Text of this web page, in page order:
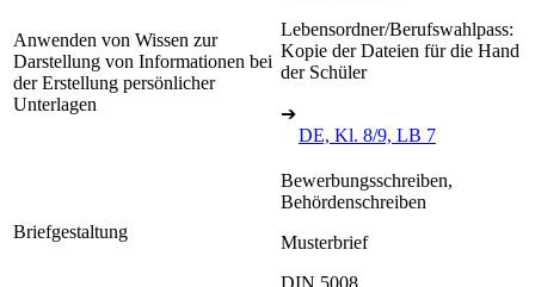
Anwenden von Wissen zur
Darstellung von Informationen bei
der Erstellung persönlicher
Unterlagen
Lebensordner/Berufswahlpass:
Kopie der Dateien für die Hand
der Schüler
➔
DE, Kl. 8/9, LB 7
Briefgestaltung
Bewerbungsschreiben,
Behördenschreiben
Musterbrief
DIN 5008